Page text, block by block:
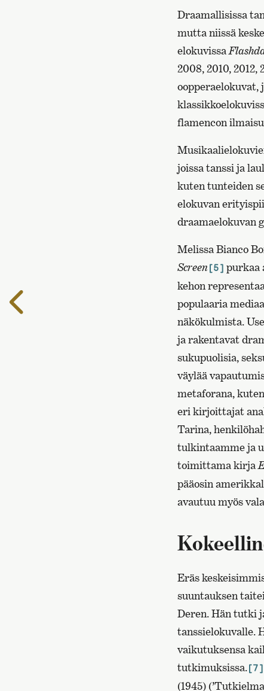
Draamallisissa
mutta niissä
elokuvissa
2008, 2010, 2012,
oopperaelokuvat,
flamencon
joissa tanssi ja
kuten tunteiden
elokuvan
draamaelokuvan
Melissa Bianco
Screen[5] purkaa
kehon
populaaria
näkökulmista.
ja rakentavat
sukupuolisia,
väylää
metaforana,
eri kirjoittajat
Tarina,
tulkintaamme ja
toimittama kirja
pääosin
avautuu myös
Eräs
suuntauksen
Deren. Hän tutki
tanssielokuvalle.
vaikutuksensa
tutkimuksissa.[7]
(1945)